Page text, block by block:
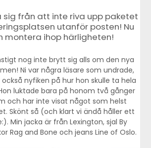
sig från att inte riva upp paketet
utanför posten! Nu
montera ihop härligheten!
nog inte brytt sig alls om den nya
Ni var några läsare som undrade,
nyfiken på hur hon skulle ta hela
luktade bara på honom två gånger
och har inte visat något som helst
Skönt så (och klart vi ändå håller ett
Min jacka är från Lexington, sjal By
Rag and Bone och jeans Line of Oslo.